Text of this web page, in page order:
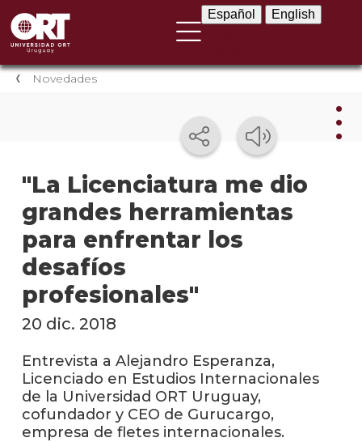
Español English
Novedades
"La Licenciatura me dio
grandes herramientas
para enfrentar los
desafíos
profesionales"
20 dic. 2018
Entrevista a Alejandro Esperanza,
Licenciado en Estudios Internacionales
de la Universidad ORT Uruguay,
cofundador y CEO de Gurucargo,
empresa de fletes internacionales.